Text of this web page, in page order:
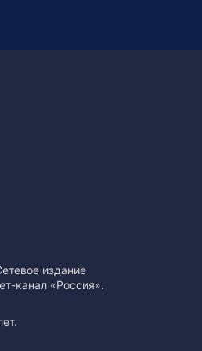
издание
канал «Россия».